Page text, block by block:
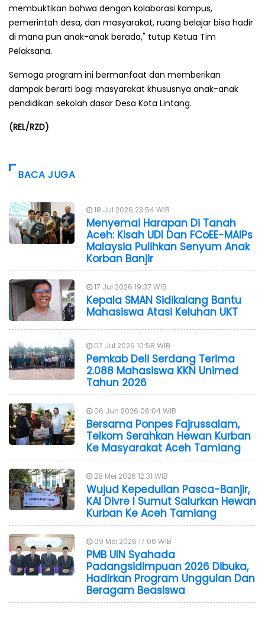
membuktikan bahwa dengan kolaborasi kampus,
pemerintah desa, dan masyarakat, ruang belajar bisa hadir
di mana pun anak-anak berada," tutup Ketua Tim
Pelaksana.
Semoga program ini bermanfaat dan memberikan
dampak berarti bagi masyarakat khususnya anak-anak
pendidikan sekolah dasar Desa Kota Lintang.
(REL/RZD)
BACA JUGA
18 Jul 2026 23:54 WIB
Menyemai Harapan Di Tanah
Aceh: Kisah UDI Dan FCoEE-MAIPs
Malaysia Pulihkan Senyum Anak
Korban Banjir
17 Jul 2026 19:37 WIB
Kepala SMAN Sidikalang Bantu
Mahasiswa Atasi Keluhan UKT
07 Jul 2026 10:58 WIB
Pemkab Deli Serdang Terima
2.088 Mahasiswa KKN Unimed
Tahun 2026
06 Jun 2026 06:04 WIB
Bersama Ponpes Fajrussalam,
Telkom Serahkan Hewan Kurban
Ke Masyarakat Aceh Tamiang
28 Mei 2026 12:31 WIB
Wujud Kepedulian Pasca-Banjir,
KAI Divre I Sumut Salurkan Hewan
Kurban Ke Aceh Tamiang
09 Mei 2026 17:06 WIB
PMB UIN Syahada
Padangsidimpuan 2026 Dibuka,
Hadirkan Program Unggulan Dan
Beragam Beasiswa